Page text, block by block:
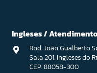
Ingleses / Atendimento
Rod. João Gualberto
Sala 201. Ingleses do
CEP: 88058-300